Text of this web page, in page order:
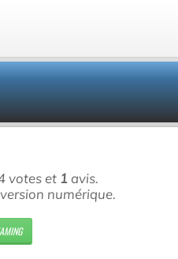
votes et 1 avis.
numérique.